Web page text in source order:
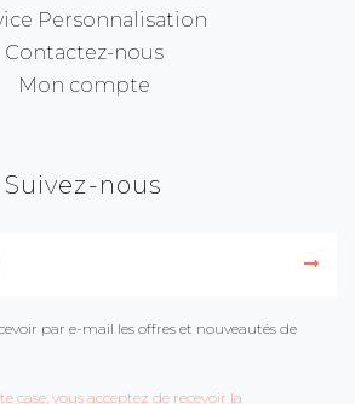
Personnalisation
Contactez-nous
Mon compte
Suivez-nous
par e-mail les offres et nouveautés de
case, vous acceptez de recevoir la